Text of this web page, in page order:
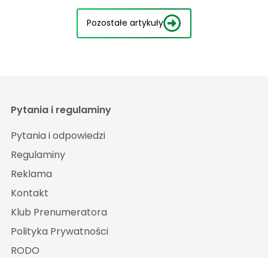
Pozostałe artykuły
Pytania i regulaminy
Pytania i odpowiedzi
Regulaminy
Reklama
Kontakt
Klub Prenumeratora
Polityka Prywatności
RODO